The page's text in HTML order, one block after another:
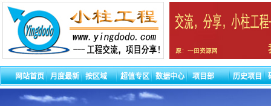
网站首页 月度最新 按区域 超值专区 数据中心 项目部 历史项目